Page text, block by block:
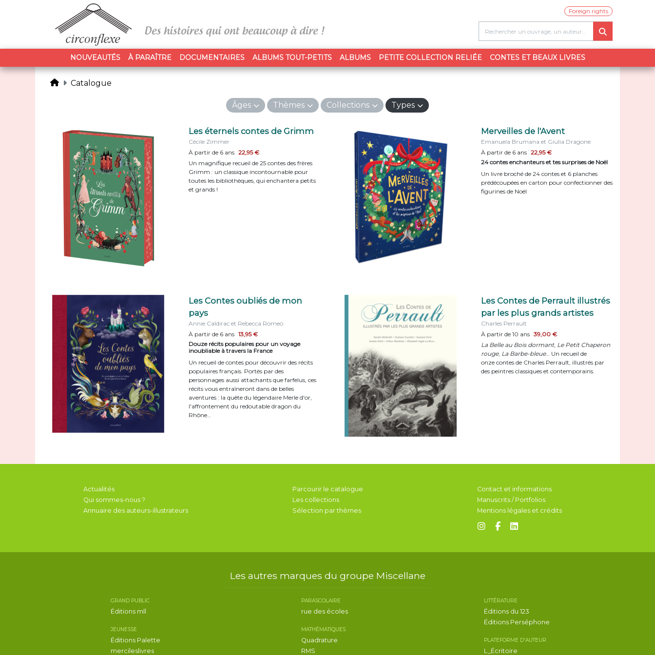
Foreign rights
NOUVEAUTÉS À PARAÎTRE DOCUMENTAIRES ALBUMS TOUT-PETITS ALBUMS PETITE COLLECTION RELIÉE CONTES ET BEAUX LIVRES
Catalogue
Âges Thèmes Collections Types
Les éternels contes de Grimm
Cécile Zimmer
À partir de 6 ans 22,95 €
Un magnifique recueil de 25 contes des frères
Grimm : un classique incontournable pour
toutes les bibliothèques, qui enchantera petits
et grands !
Merveilles de l'Avent
Emanuela Brumana et Giulia Dragone
À partir de 6 ans 22,95 €
24 contes enchanteurs et tes surprises de Noël
Un livre broché de 24 contes et 6 planches
prédécoupées en carton pour confectionner des
figurines de Noël
Les Contes oubliés de mon
pays
Annie Caldirac et Rebecca Romeo
À partir de 6 ans 13,95 €
Douze récits populaires pour un voyage
inoubliable à travers la France
Un recueil de contes pour découvrir des récits
populaires français. Portés par des
personnages aussi attachants que farfelus, ces
récits vous entraîneront dans de belles
aventures : la quête du légendaire Merle d'or,
l'affrontement du redoutable dragon du
Rhône…
Les Contes de Perrault illustrés
par les plus grands artistes
Charles Perrault
À partir de 10 ans 39,00 €
La Belle au Bois dormant, Le Petit Chaperon
rouge, La Barbe-bleue… Un recueil de
onze contes de Charles Perrault, illustrés par
des peintres classiques et contemporains.
Actualités
Qui sommes-nous ?
Annuaire des auteurs-illustrateurs
Parcourir le catalogue
Les collections
Sélection par thèmes
Contact et informations
Manuscrits / Portfolios
Mentions légales et crédits
Les autres marques du groupe Miscellane
GRAND PUBLIC
Éditions mll
JEUNESSE
Éditions Palette
mercileslivres
PARASCOLAIRE
rue des écoles
MATHÉMATIQUES
Quadrature
RMS
LITTÉRATURE
Éditions du 123
Éditions Perséphone
PLATEFORME D'AUTEUR
L_Écritoire